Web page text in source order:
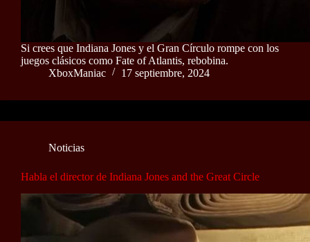
Si crees que Indiana Jones y el Gran Círculo rompe con los
juegos clásicos como Fate of Atlantis, rebobina.
XboxManiac
17 septiembre, 2024
Noticias
Habla el director de Indiana Jones and the Great Circle